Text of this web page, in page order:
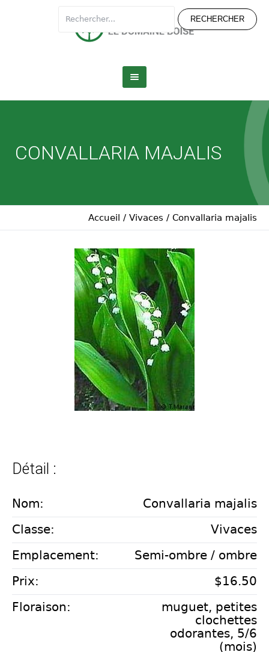
CONVALLARIA MAJALIS
Accueil / Vivaces / Convallaria majalis
Détail :
Nom:
Convallaria majalis
Classe:
Vivaces
Emplacement:
Semi-ombre / ombre
Prix:
$16.50
Floraison:
muguet, petites
clochettes
odorantes, 5/6
(mois)